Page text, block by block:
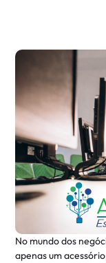
No mundo dos
apenas um